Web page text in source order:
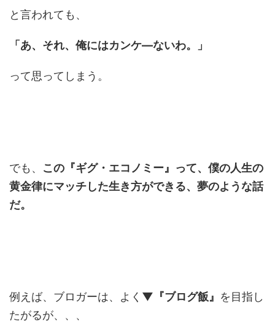
と言われても、
「あ、それ、俺にはカンケ―ないわ。」
って思ってしまう。
でも、 この『ギグ・エコノミー』って、僕の人生の
黄金律にマッチした生き方ができる、夢のような話
だ。
例えば、ブロガーは、よく ▼『ブログ飯』 を目指し
たがるが、、、